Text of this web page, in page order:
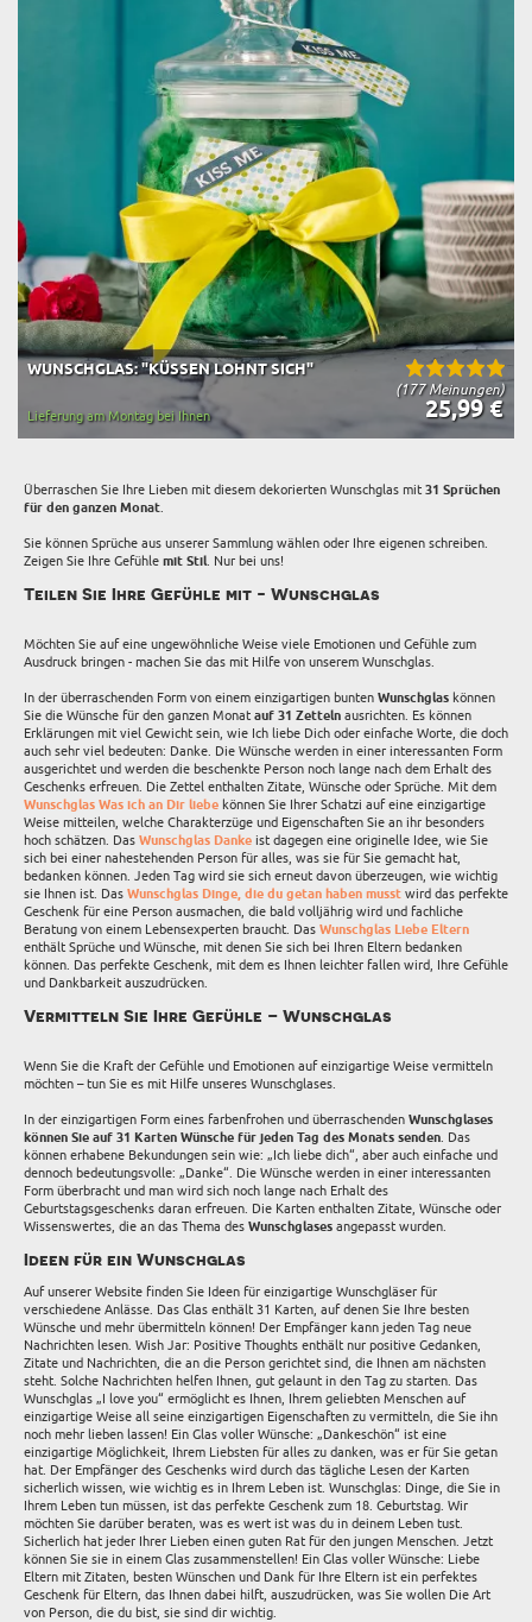
(177 Meinungen)
WUNSCHGLAS: "KÜSSEN LOHNT SICH"
25,99 €
Lieferung am Montag bei Ihnen
Überraschen Sie Ihre Lieben mit diesem dekorierten Wunschglas mit 31 Sprüchen
für den ganzen Monat.
Sie können Sprüche aus unserer Sammlung wählen oder Ihre eigenen schreiben.
Zeigen Sie Ihre Gefühle mit Stil. Nur bei uns!
Teilen Sie Ihre Gefühle mit - Wunschglas
Möchten Sie auf eine ungewöhnliche Weise viele Emotionen und Gefühle zum
Ausdruck bringen - machen Sie das mit Hilfe von unserem Wunschglas.
In der überraschenden Form von einem einzigartigen bunten Wunschglas können
Sie die Wünsche für den ganzen Monat auf 31 Zetteln ausrichten. Es können
Erklärungen mit viel Gewicht sein, wie Ich liebe Dich oder einfache Worte, die doch
auch sehr viel bedeuten: Danke. Die Wünsche werden in einer interessanten Form
ausgerichtet und werden die beschenkte Person noch lange nach dem Erhalt des
Geschenks erfreuen. Die Zettel enthalten Zitate, Wünsche oder Sprüche. Mit dem
Wunschglas Was ich an Dir liebe können Sie Ihrer Schatzi auf eine einzigartige
Weise mitteilen, welche Charakterzüge und Eigenschaften Sie an ihr besonders
hoch schätzen. Das Wunschglas Danke ist dagegen eine originelle Idee, wie Sie
sich bei einer nahestehenden Person für alles, was sie für Sie gemacht hat,
bedanken können. Jeden Tag wird sie sich erneut davon überzeugen, wie wichtig
sie Ihnen ist. Das Wunschglas Dinge, die du getan haben musst wird das perfekte
Geschenk für eine Person ausmachen, die bald volljährig wird und fachliche
Beratung von einem Lebensexperten braucht. Das Wunschglas Liebe Eltern
enthält Sprüche und Wünsche, mit denen Sie sich bei Ihren Eltern bedanken
können. Das perfekte Geschenk, mit dem es Ihnen leichter fallen wird, Ihre Gefühle
und Dankbarkeit auszudrücken.
Vermitteln Sie Ihre Gefühle – Wunschglas
Wenn Sie die Kraft der Gefühle und Emotionen auf einzigartige Weise vermitteln
möchten – tun Sie es mit Hilfe unseres Wunschglases.
In der einzigartigen Form eines farbenfrohen und überraschenden Wunschglases
können Sie auf 31 Karten Wünsche für jeden Tag des Monats senden. Das
können erhabene Bekundungen sein wie: „Ich liebe dich“, aber auch einfache und
dennoch bedeutungsvolle: „Danke“. Die Wünsche werden in einer interessanten
Form überbracht und man wird sich noch lange nach Erhalt des
Geburtstagsgeschenks daran erfreuen. Die Karten enthalten Zitate, Wünsche oder
Wissenswertes, die an das Thema des Wunschglases angepasst wurden.
Ideen für ein Wunschglas
Auf unserer Website finden Sie Ideen für einzigartige Wunschgläser für
verschiedene Anlässe. Das Glas enthält 31 Karten, auf denen Sie Ihre besten
Wünsche und mehr übermitteln können! Der Empfänger kann jeden Tag neue
Nachrichten lesen. Wish Jar: Positive Thoughts enthält nur positive Gedanken,
Zitate und Nachrichten, die an die Person gerichtet sind, die Ihnen am nächsten
steht. Solche Nachrichten helfen Ihnen, gut gelaunt in den Tag zu starten. Das
Wunschglas „I love you“ ermöglicht es Ihnen, Ihrem geliebten Menschen auf
einzigartige Weise all seine einzigartigen Eigenschaften zu vermitteln, die Sie ihn
noch mehr lieben lassen! Ein Glas voller Wünsche: „Dankeschön“ ist eine
einzigartige Möglichkeit, Ihrem Liebsten für alles zu danken, was er für Sie getan
hat. Der Empfänger des Geschenks wird durch das tägliche Lesen der Karten
sicherlich wissen, wie wichtig es in Ihrem Leben ist. Wunschglas: Dinge, die Sie in
Ihrem Leben tun müssen, ist das perfekte Geschenk zum 18. Geburtstag. Wir
möchten Sie darüber beraten, was es wert ist was du in deinem Leben tust.
Sicherlich hat jeder Ihrer Lieben einen guten Rat für den jungen Menschen. Jetzt
können Sie sie in einem Glas zusammenstellen! Ein Glas voller Wünsche: Liebe
Eltern mit Zitaten, besten Wünschen und Dank für Ihre Eltern ist ein perfektes
Geschenk für Eltern, das Ihnen dabei hilft, auszudrücken, was Sie wollen Die Art
von Person, die du bist, sie sind dir wichtig.